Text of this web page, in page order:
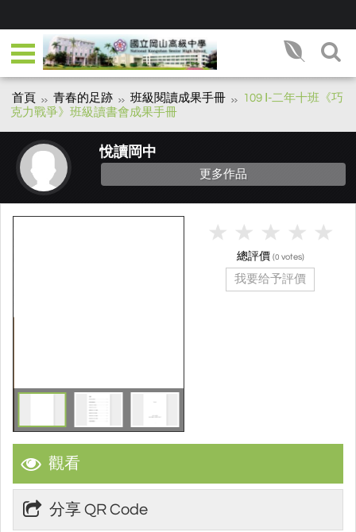
首頁 青春的足跡 班級閱讀成果手冊
109 Ⅰ-二年十班《巧
克力戰爭》班級讀書會成果手冊
悅讀岡中
更多作品
觀看
分享 QR Code
總評價 (0 votes)
我要给予評價